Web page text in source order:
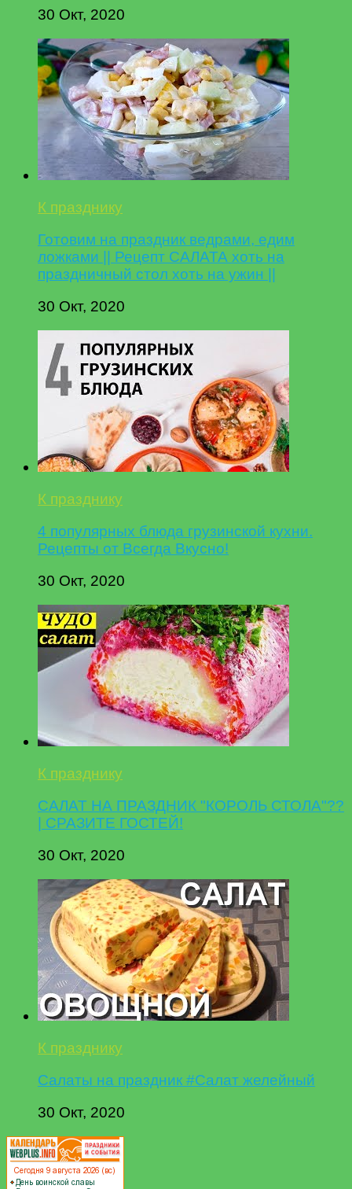
30 Окт, 2020
К празднику
Готовим на праздник ведрами, едим
ложками || Рецепт САЛАТА хоть на
праздничный стол хоть на ужин ||
30 Окт, 2020
К празднику
4 популярных блюда грузинской кухни.
Рецепты от Всегда Вкусно!
30 Окт, 2020
К празднику
САЛАТ НА ПРАЗДНИК "КОРОЛЬ СТОЛА"??
| СРАЗИТЕ ГОСТЕЙ!
30 Окт, 2020
К празднику
Салаты на праздник #Салат желейный
30 Окт, 2020